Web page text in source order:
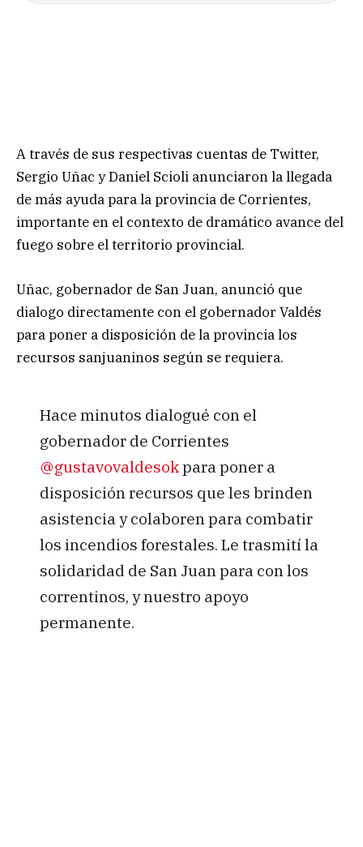
A través de sus respectivas cuentas de Twitter,
Sergio Uñac y Daniel Scioli anunciaron la llegada
de más ayuda para la provincia de Corrientes,
importante en el contexto de dramático avance del
fuego sobre el territorio provincial.
Uñac, gobernador de San Juan, anunció que
dialogo directamente con el gobernador Valdés
para poner a disposición de la provincia los
recursos sanjuaninos según se requiera.
Hace minutos dialogué con el
gobernador de Corrientes
@gustavovaldesokpara poner a
disposición recursos que les brinden
asistencia y colaboren para combatir
los incendios forestales. Le trasmití la
solidaridad de San Juan para con los
correntinos, y nuestro apoyo
permanente.